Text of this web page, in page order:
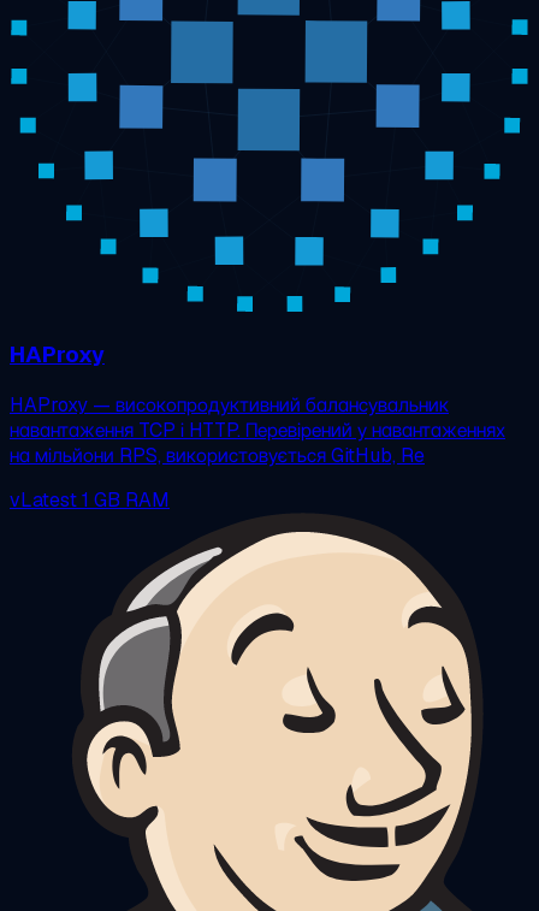
HAProxy
HAProxy — високопродуктивний балансувальник
навантаження TCP і HTTP. Перевірений у навантаженнях
на мільйони RPS, використовується GitHub, Re
vLatest1 GB RAM